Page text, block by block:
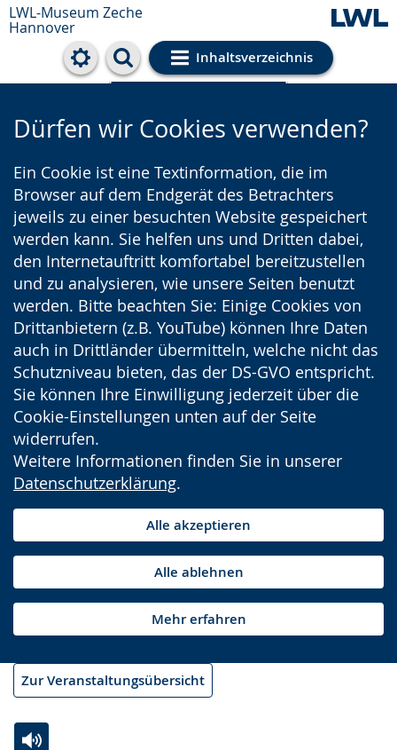
LWL-Museum Zeche
Hannover
Inhaltsverzeichnis
Cookie-Einstellungen
Dürfen wir Cookies verwenden?
Ein Cookie ist eine Textinformation, die im
Browser auf dem Endgerät des Betrachters
jeweils zu einer besuchten Website gespeichert
werden kann. Sie helfen uns und Dritten dabei,
den Internetauftritt komfortabel bereitzustellen
und zu analysieren, wie unsere Seiten benutzt
werden. Bitte beachten Sie: Einige Cookies von
Drittanbietern (z.B. YouTube) können Ihre Daten
auch in Drittländer übermitteln, welche nicht das
Schutzniveau bieten, das der DS-GVO entspricht.
Sie können Ihre Einwilligung jederzeit über die
Cookie-Einstellungen unten auf der Seite
widerrufen.
Weitere Informationen finden Sie in unserer
Datenschutzerklärung.
Alle akzeptieren
Alle ablehnen
Mehr erfahren
Zur Veranstaltungsübersicht